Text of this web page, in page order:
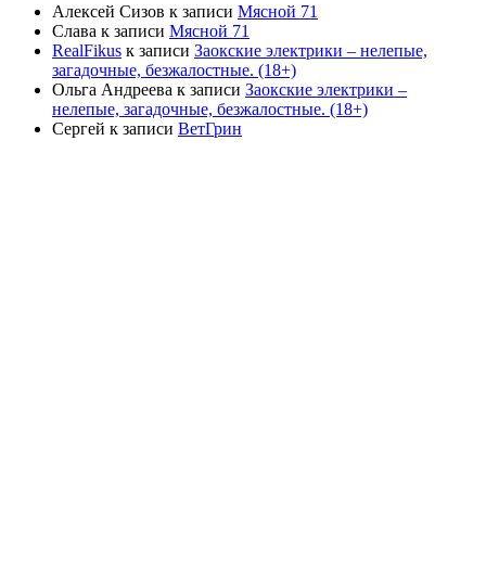
Алексей Сизов к записи Мясной 71
Слава к записи Мясной 71
RealFikus к записи Заокские электрики – нелепые,
загадочные, безжалостные. (18+)
Ольга Андреева к записи Заокские электрики –
нелепые, загадочные, безжалостные. (18+)
Сергей к записи ВетГрин